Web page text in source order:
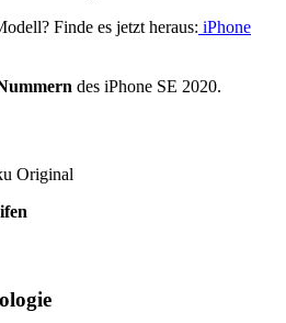
Finde es jetzt heraus: iPhone
des iPhone SE 2020.
Original